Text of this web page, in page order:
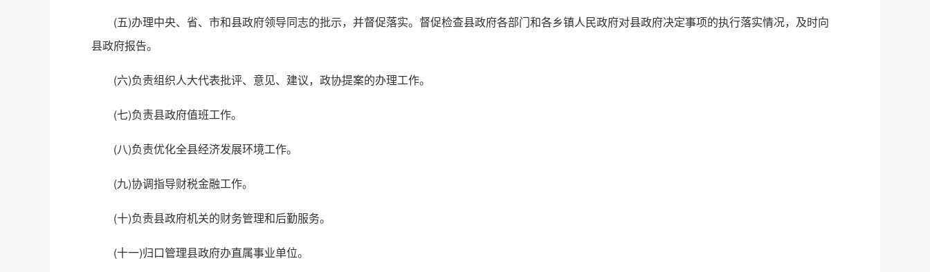
(五)办理中央、省、市和县政府领导同志的批示，并督促落实。督促检查县政府各部门和各乡镇人民政府对县政府决定事项的执行落实情况，及时向
县政府报告。
(六)负责组织人大代表批评、意见、建议，政协提案的办理工作。
(七)负责县政府值班工作。
(八)负责优化全县经济发展环境工作。
(九)协调指导财税金融工作。
(十)负责县政府机关的财务管理和后勤服务。
(十一)归口管理县政府办直属事业单位。